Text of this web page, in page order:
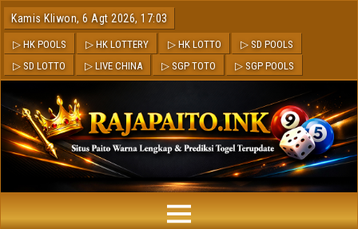
Kamis Kliwon, 6 Agt 2026, 17:04
▷ HK POOLS ▷ HK LOTTERY ▷ HK LOTTO
▷ SD POOLS
▷ SD LOTTO
▷ LIVE CHINA ▷ SGP TOTO ▷ SGP POOLS